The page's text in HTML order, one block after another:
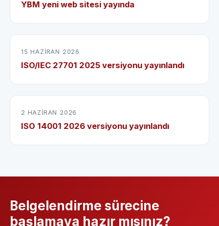
7 TEMMUZ 2026
15 HAZIRAN 2026
2 HAZIRAN 2026
Belgelendirme sürecine